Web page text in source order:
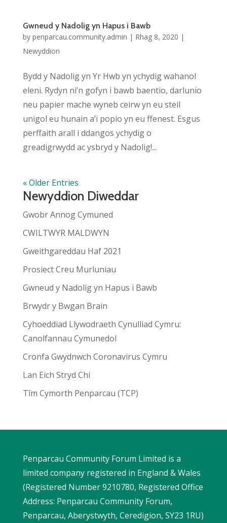
Gwneud y Nadolig yn Hapus i Bawb
by penparcau.community.admin | Rhag 8, 2020 |
Newyddion
Bydd y Nadolig yn Yr Hwb yn ychydig wahanol
eleni. Rydyn ni’n gofyn i bawb baentio, darlunio
neu papier mache wyneb ceirw yn eu steil
unigol eu hunain a’i popio yn eu ffenest. Esgus
perffaith arall i ddangos ychydig o
greadigrwydd ac ysbryd y Nadolig!...
« Older Entries
Newyddion Diweddar
Gwobr Annog Cymuned
CWILTWYR MALDWYN
Gweithgareddau Haf 2021
Prosiect Creu Murluniau
Gwneud y Nadolig yn Hapus i Bawb
Brwydr y Bwgan Brain
Cyhoeddiad Llywodraeth Cynulliad Cymru:
Canolfannau Cymunedol
Cronfa Gwydnwch Coronavirus Cymru
Lan Eich Stryd Chi
Tîm Cymorth Penparcau (TCP)
Penparcau Community Forum Limited is a
limited company registered in England & Wales
(Registered Number 9210780, Registered Office
Address: Penparcau Community Forum,
Penparcau, Aberystwyth, Ceredigion, SY23 1RU)